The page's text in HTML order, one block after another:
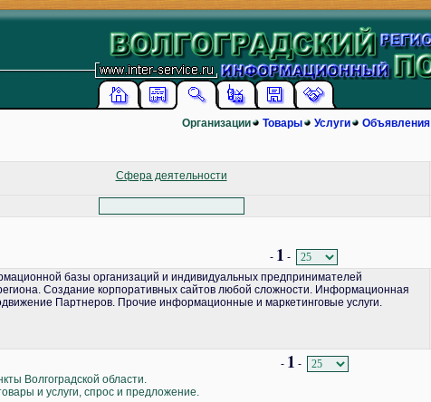
Организации Товары Услуги Объявления
Сфера деятельности
- 1 -
базы организаций и индивидуальных предпринимателей
региона. Создание корпоративных сайтов любой сложности. Информационная
Партнеров. Прочие информационные и маркетинговые услуги.
- 1 -
Волгоградской области.
и услуги, спрос и предложение.